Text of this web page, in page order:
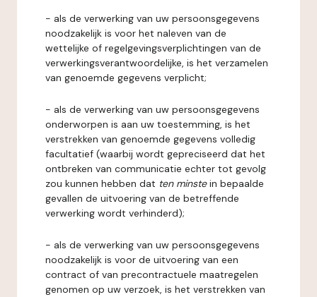
- als de verwerking van uw persoonsgegevens
noodzakelijk is voor het naleven van de
wettelijke of regelgevingsverplichtingen van de
verwerkingsverantwoordelijke, is het verzamelen
van genoemde gegevens verplicht;
- als de verwerking van uw persoonsgegevens
onderworpen is aan uw toestemming, is het
verstrekken van genoemde gegevens volledig
facultatief (waarbij wordt gepreciseerd dat het
ontbreken van communicatie echter tot gevolg
zou kunnen hebben dat ten minstein bepaalde
gevallen de uitvoering van de betreffende
verwerking wordt verhinderd);
- als de verwerking van uw persoonsgegevens
noodzakelijk is voor de uitvoering van een
contract of van precontractuele maatregelen
genomen op uw verzoek, is het verstrekken van